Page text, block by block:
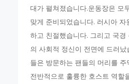
대가 펼쳐졌습니다.운동장은 모
맞게 준비되었습니다. 러시아 자
하고 친절했습니다. 그리고 국
의 사회적 정신이 전면에 드러났
들은 방문하는 팬들의 머리를
전반적으로 훌륭한 호스트 역할